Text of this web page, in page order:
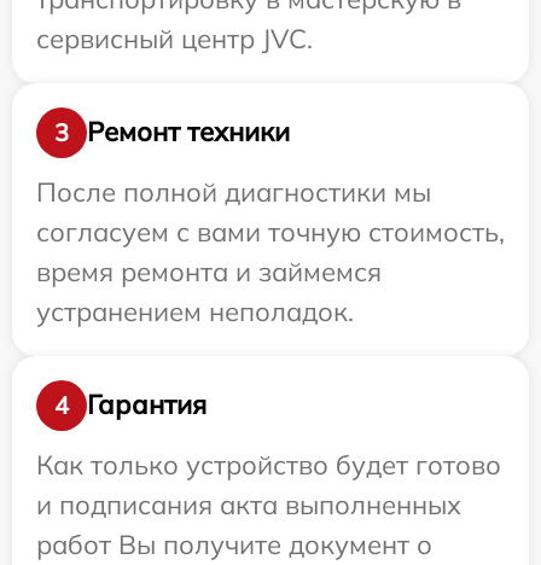
сервисный центр JVC.
3
Ремонт техники
После полной диагностики мы
согласуем с вами точную стоимость,
время ремонта и займемся
устранением неполадок.
4
Гарантия
Как только устройство будет готово
и подписания акта выполненных
работ Вы получите документ о